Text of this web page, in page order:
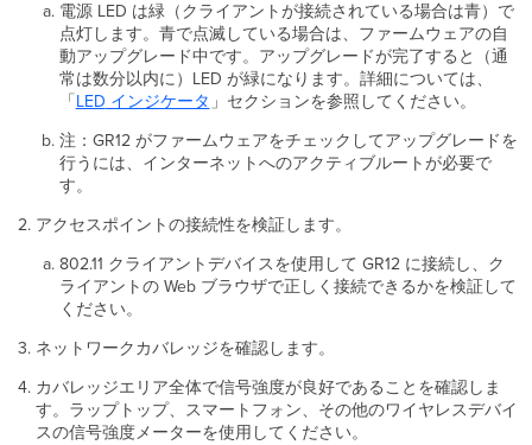
電源 LED は緑（クライアントが接続されている場合は青）で
点灯します。青で点滅している場合は、ファームウェアの自
動アップグレード中です。アップグレードが完了すると（通
常は数分以内に）LED が緑になります。詳細については、
「LED インジケータ 」セクションを参照してください。
注：GR12 がファームウェアをチェックしてアップグレードを
行うには、インターネットへのアクティブルートが必要で
す。
アクセスポイントの接続性を検証します。
802.11 クライアントデバイスを使用して GR12 に接続し、ク
ライアントの Web ブラウザで正しく接続できるかを検証して
ください。
ネットワークカバレッジを確認します。
カバレッジエリア全体で信号強度が良好であることを確認しま
す。ラップトップ、スマートフォン、その他のワイヤレスデバイ
スの信号強度メーターを使用してください。